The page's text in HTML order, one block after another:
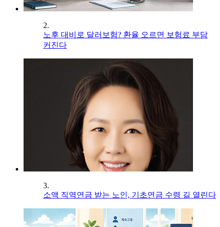
2.
노후 대비로 달러보험? 환율 오르면 보험료 부담
커진다
3.
소액 직역연금 받는 노인, 기초연금 수령 길 열린다